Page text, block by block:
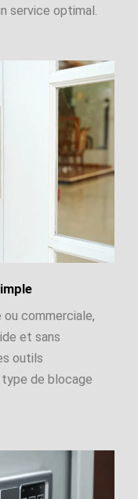
service optimal.
commerciale,
et sans
outils
de blocage